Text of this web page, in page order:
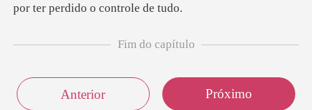
Fim do capítulo
Anterior Próximo